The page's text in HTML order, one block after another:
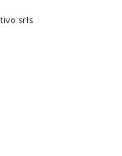
srls